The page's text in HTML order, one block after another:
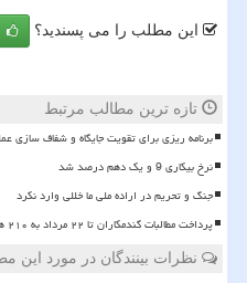
این مطلب را می پسندید؟
تازه ترین مطالب مرتبط
برنامه ریزی برای تقویت جایگاه و شفاف سازی
نرخ بیکاری 9 و یک دهم درصد شد
جنگ و تحریم در اراده ملی ما خللی وارد نکرد
پرداخت مطالبات گندمکاران تا ۲۲ مرداد به ۲۱۰ همت می رسد
نظرات بینندگان در مورد این